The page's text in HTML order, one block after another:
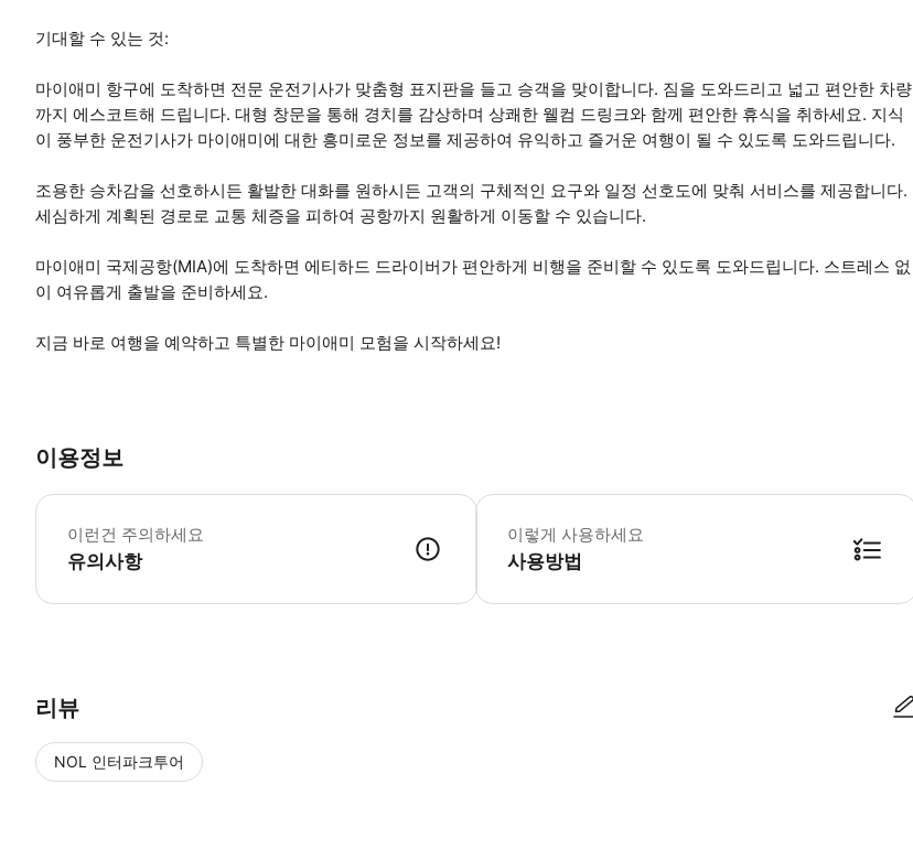
기대할 수 있는 것:
마이애미 항구에 도착하면 전문 운전기사가 맞춤형 표지판을 들고 승객을 맞이합니다. 짐을 도와드리고 넓고 편안한 차량
까지 에스코트해 드립니다. 대형 창문을 통해 경치를 감상하며 상쾌한 웰컴 드링크와 함께 편안한 휴식을 취하세요. 지식
이 풍부한 운전기사가 마이애미에 대한 흥미로운 정보를 제공하여 유익하고 즐거운 여행이 될 수 있도록 도와드립니다.
조용한 승차감을 선호하시든 활발한 대화를 원하시든 고객의 구체적인 요구와 일정 선호도에 맞춰 서비스를 제공합니다.
세심하게 계획된 경로로 교통 체증을 피하여 공항까지 원활하게 이동할 수 있습니다.
마이애미 국제공항(MIA)에 도착하면 에티하드 드라이버가 편안하게 비행을 준비할 수 있도록 도와드립니다. 스트레스 없
이 여유롭게 출발을 준비하세요.
지금 바로 여행을 예약하고 특별한 마이애미 모험을 시작하세요!
이용정보
이런건 주의하세요
유의사항
준비물 여권 또는 신분증
이렇게 사용하세요
사용방법
리뷰
NOL 인터파크투어